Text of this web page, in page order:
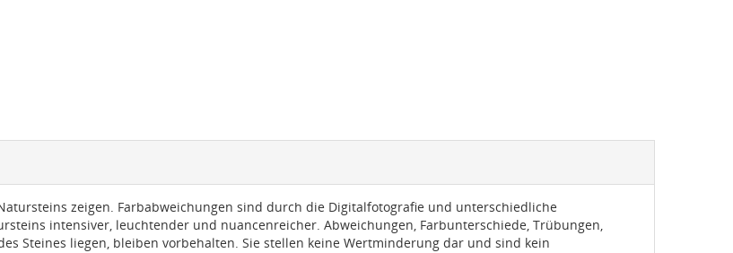
zeigen. Farbabweichungen sind durch die Digitalfotografie und unterschiedliche
intensiver, leuchtender und nuancenreicher. Abweichungen, Farbunterschiede, Trübungen,
Steines liegen, bleiben vorbehalten. Sie stellen keine Wertminderung dar und sind kein